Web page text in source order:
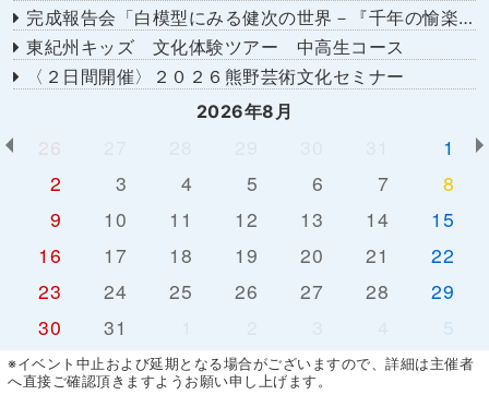
完成報告会「白模型にみる健次の世界－『千年の愉楽』『奇蹟』より－」
東紀州キッズ 文化体験ツアー 中高生コース
〈２日間開催〉２０２６熊野芸術文化セミナー
2026年8月
26
1
2
3 4 5 6 7
8
9
10 11 12 13 14
15
16
17 18 19 20 21
22
23
24 25 26 27 28
29
30
31 5
※イベント中止および延期となる場合がございますので、詳細は主催者
へ直接ご確認頂きますようお願い申し上げます。